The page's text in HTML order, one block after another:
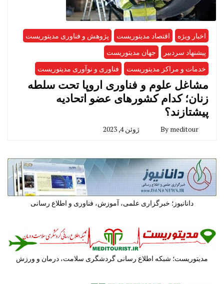
اخبار ویژه اقتصاد مدیتوریست
پژوهش و فناوری مدیتوریست
پیشنهاد سردبیر
جهان مدیتوریست
خدمات و مراکز مدیتوریست
فناوری و نوآوری مدیتوریست
مشاغل علوم و فناوری اروپا تحت سلطه
زنان؛ کدام کشورهای عضو اتحادیه
پیشتازند؟
By meditour ژوئن 4, 2023
دانانیوز؛ خبرگزاری علمی، آموزش، فناوری و اطلاع رسانی
مدیتوریست؛ شبکه اطلاع رسانی گردشگری سلامت، درمان و ورزش